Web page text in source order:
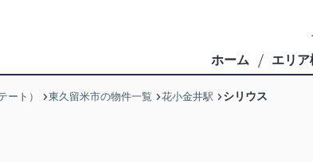
ホーム エリア
ート） 東久留米市の物件一覧 花小金井駅 シリウス